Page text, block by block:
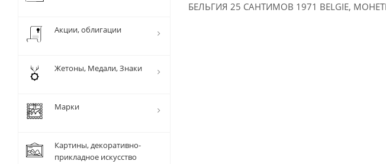
БЕЛЬГИЯ 25 САНТИМОВ 1971 BELGIE,
Акции, облигации
Жетоны, Медали, Знаки
Марки
Картины, декоративно-
прикладное искусство